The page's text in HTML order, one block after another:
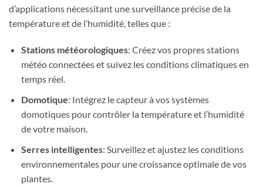
d’applications nécessitant une surveillance précise de la
température et de l’humidité, telles que :
Stations météorologiques: Créez vos propres stations
météo connectées et suivez les conditions climatiques en
temps réel.
Domotique: Intégrez le capteur à vos systèmes
domotiques pour contrôler la température et l’humidité
de votre maison.
Serres intelligentes: Surveillez et ajustez les conditions
environnementales pour une croissance optimale de vos
plantes.